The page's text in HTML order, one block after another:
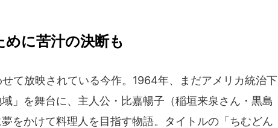
に苦汁の決断も
て放映されている今作。1964年、まだアメリカ統治下
」を舞台に、主人公・比嘉暢子（稲垣来泉さん・黒島
をかけて料理人を目指す物語。タイトルの「ちむどん